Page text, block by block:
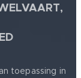
toepassing in